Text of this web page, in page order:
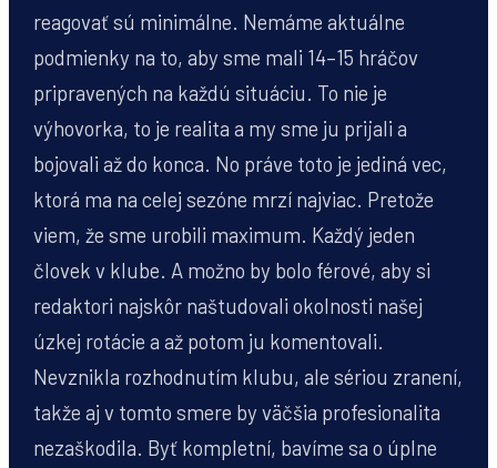
reagovať sú minimálne. Nemáme aktuálne
podmienky na to, aby sme mali 14–15 hráčov
pripravených na každú situáciu. To nie je
výhovorka, to je realita a my sme ju prijali a
bojovali až do konca. No práve toto je jediná vec,
ktorá ma na celej sezóne mrzí najviac. Pretože
viem, že sme urobili maximum. Každý jeden
človek v klube. A možno by bolo férové, aby si
redaktori najskôr naštudovali okolnosti našej
úzkej rotácie a až potom ju komentovali.
Nevznikla rozhodnutím klubu, ale sériou zranení,
takže aj v tomto smere by väčšia profesionalita
nezaškodila. Byť kompletní, bavíme sa o úplne